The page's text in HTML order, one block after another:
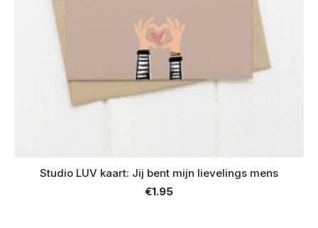
Studio LUV kaart: Jij bent mijn lievelings mens
€1.95